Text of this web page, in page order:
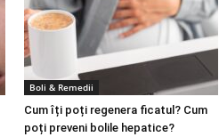
Boli & Remedii
Cum îți poți regenera ficatul? Cum
poți preveni bolile hepatice?